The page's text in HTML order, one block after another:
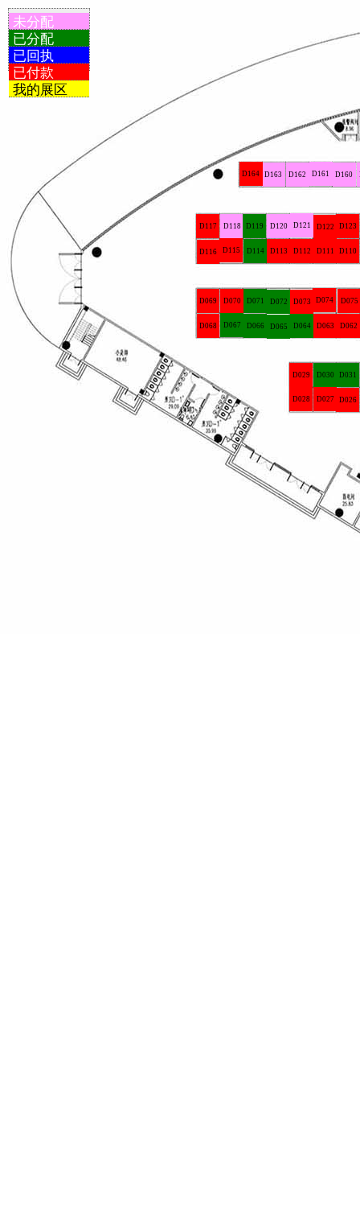
未分配
已分配
已回执
已付款
我的展区
D026
D027
D028
D029 D030 D031
D062
D063
D064
D065
D066
D067
D068
D069 D070 D071 D072 D073 D074 D075
D110
D111
D112
D113
D114
D115
D116
D117 D118 D119 D120 D121 D122 D123
D160
D161
D162
D163
D164